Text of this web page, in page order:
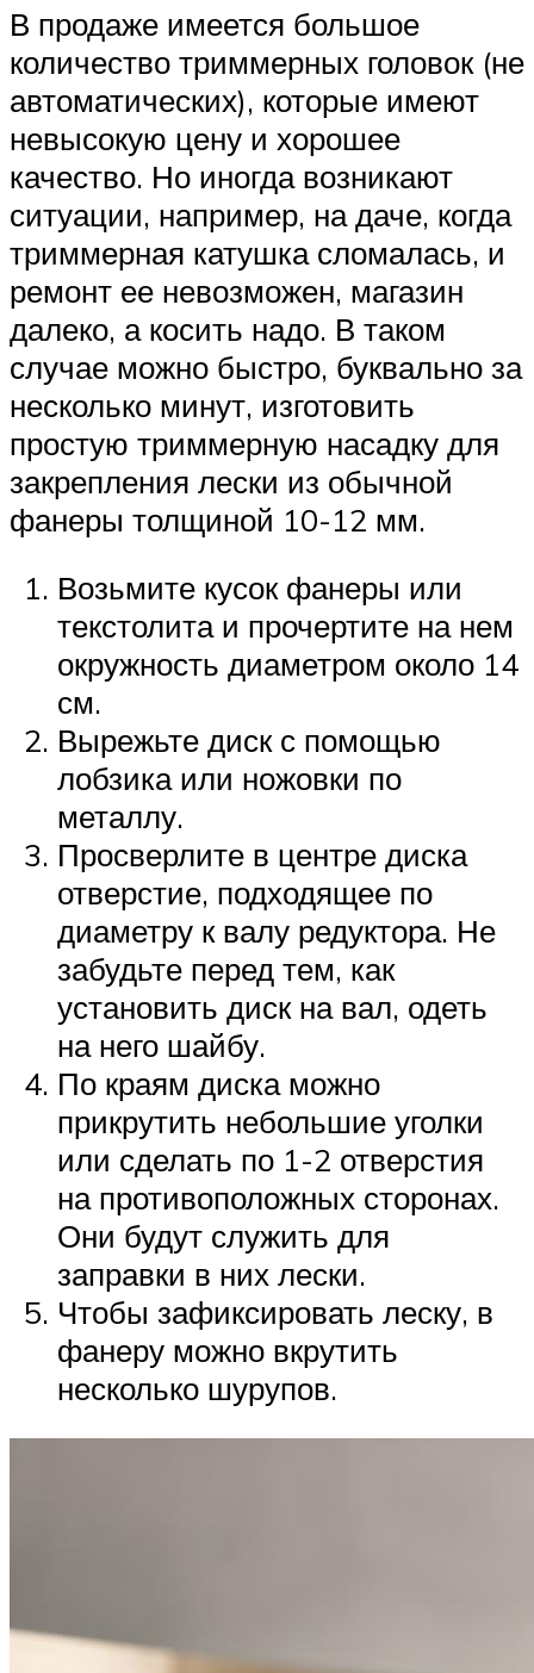
В продаже имеется большое
количество триммерных головок (не
автоматических), которые имеют
невысокую цену и хорошее
качество. Но иногда возникают
ситуации, например, на даче, когда
триммерная катушка сломалась, и
ремонт ее невозможен, магазин
далеко, а косить надо. В таком
случае можно быстро, буквально за
несколько минут, изготовить
простую триммерную насадку для
закрепления лески из обычной
фанеры толщиной 10-12 мм.
Возьмите кусок фанеры или
текстолита и прочертите на нем
окружность диаметром около 14
см.
Вырежьте диск с помощью
лобзика или ножовки по
металлу.
Просверлите в центре диска
отверстие, подходящее по
диаметру к валу редуктора. Не
забудьте перед тем, как
установить диск на вал, одеть
на него шайбу.
По краям диска можно
прикрутить небольшие уголки
или сделать по 1-2 отверстия
на противоположных сторонах.
Они будут служить для
заправки в них лески.
Чтобы зафиксировать леску, в
фанеру можно вкрутить
несколько шурупов.